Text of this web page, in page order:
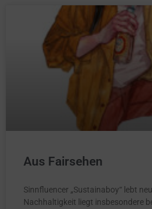
Aus Fairsehen
Sinnfluencer „Sustainaboy“ lebt
Nachhaltigkeit liegt insbesondere